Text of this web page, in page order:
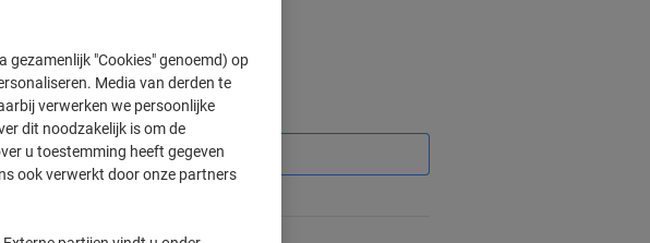
btw
Excl. btw
51,49 €
41,49 € -19%
gezamenlijk "Cookies" genoemd) op
Media van derden te
verwerken we persoonlijke
dit noodzakelijk is om de
u toestemming heeft gegeven
ook verwerkt door onze partners